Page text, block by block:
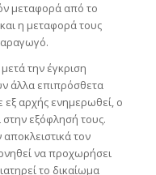
μεταφορά από το
η μεταφορά τους
την έγκριση
άλλα επιπρόσθετα
εξ αρχής ενημερωθεί, ο
εξόφλησή τους.
τον
να προχωρήσει
το δικαίωμα